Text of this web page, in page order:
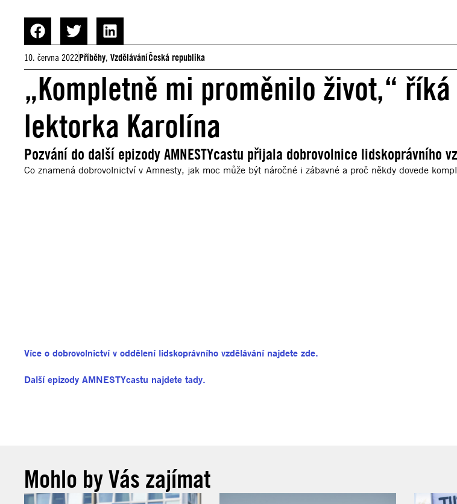
10. června 2022Příběhy, VzděláváníČeská republika
„Kompletně mi proměnilo život,“
lektorka Karolína
Pozvání do další epizody AMNESTYcastu přijala dobrovolnice lidskoprávního
Co znamená dobrovolnictví v Amnesty, jak moc může být náročné i zábavné a proč někdy dovede
Více o dobrovolnictví v oddělení lidskoprávního vzdělávání najdete zde.
Další epizody AMNESTYcastu najdete tady.
Mohlo by Vás zajímat